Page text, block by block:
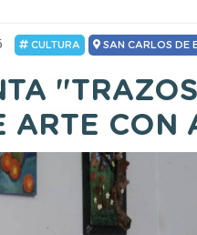
CULTURA SAN CARLOS DE
ARTE CON